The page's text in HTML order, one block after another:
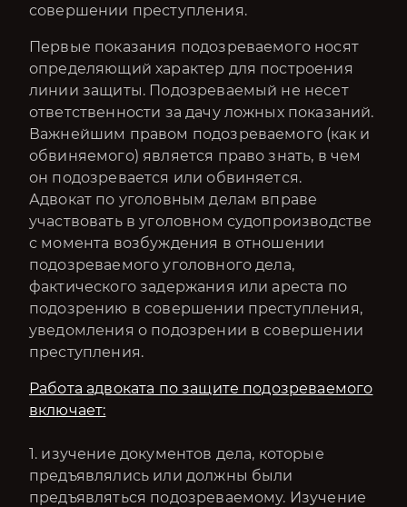
совершении преступления.
Первые показания подозреваемого носят
определяющий характер для построения
линии защиты. Подозреваемый не несет
ответственности за дачу ложных показаний.
Важнейшим правом подозреваемого (как и
обвиняемого) является право знать, в чем
он подозревается или обвиняется.
Адвокат по уголовным делам вправе
участвовать в уголовном судопроизводстве
с момента возбуждения в отношении
подозреваемого уголовного дела,
фактического задержания или ареста по
подозрению в совершении преступления,
уведомления о подозрении в совершении
преступления.
Работа адвоката по защите подозреваемого
включает:
1. изучение документов дела, которые
предъявлялись или должны были
предъявляться подозреваемому. Изучение